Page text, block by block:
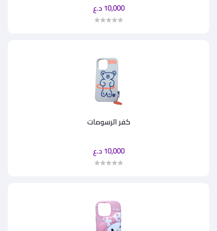
10,000 د.ع
كفر الرسومات
10,000 د.ع